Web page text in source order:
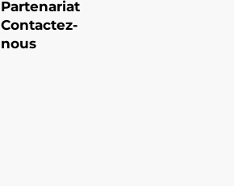
Partenariat
Contactez-
nous